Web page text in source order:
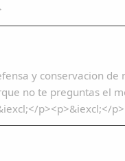
y conservacion
no te preguntas el
p><p>&iexcl;</p>